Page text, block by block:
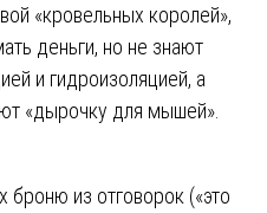
«кровельных королей»,
деньги, но не знают
и гидроизоляцией, а
«дырочку для мышей».
броню из отговорок («это